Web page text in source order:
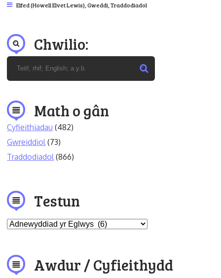
Elfed (Howell Elvet Lewis) Gweddi Traddodiadol
Chwilio:
Math o gân
Cyfieithiadau (482)
Gwreiddiol (73)
Traddodiadol (866)
Testun
Awdur / Cyfieithydd